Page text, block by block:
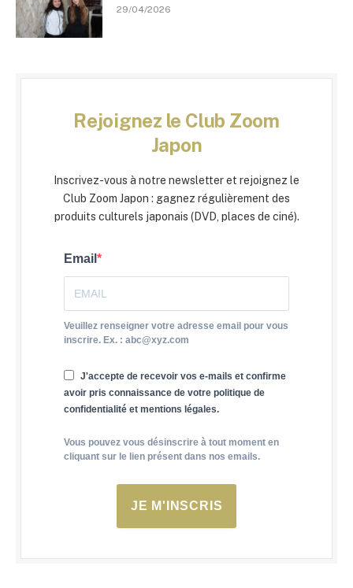
29/04/2026
Rejoignez le Club Zoom
Japon
Inscrivez-vous à notre newsletter et rejoignez le
Club Zoom Japon : gagnez régulièrement des
produits culturels japonais (DVD, places de ciné).
Email
Veuillez renseigner votre adresse email pour vous
inscrire. Ex. : abc@xyz.com
J'accepte de recevoir vos e-mails et confirme
avoir pris connaissance de votre politique de
confidentialité et mentions légales.
Vous pouvez vous désinscrire à tout moment en
cliquant sur le lien présent dans nos emails.
JE M'INSCRIS